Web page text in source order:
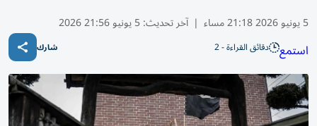
5 يونيو 2026 21:18 مساء | آخر تحديث:5 يونيو 21:56 2026
استمع دقائق القراءة - 2 شارك